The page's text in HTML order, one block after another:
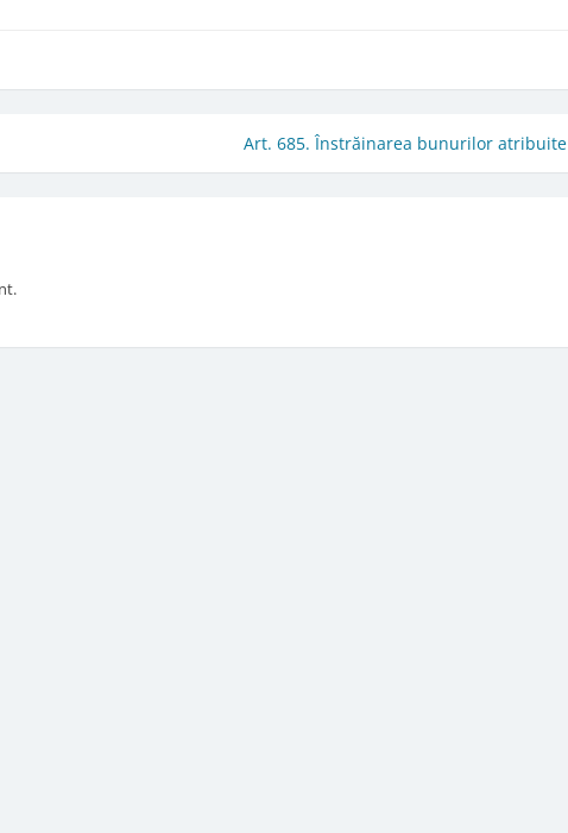
Art. 685. Înstrăinarea bunurilor atribuite